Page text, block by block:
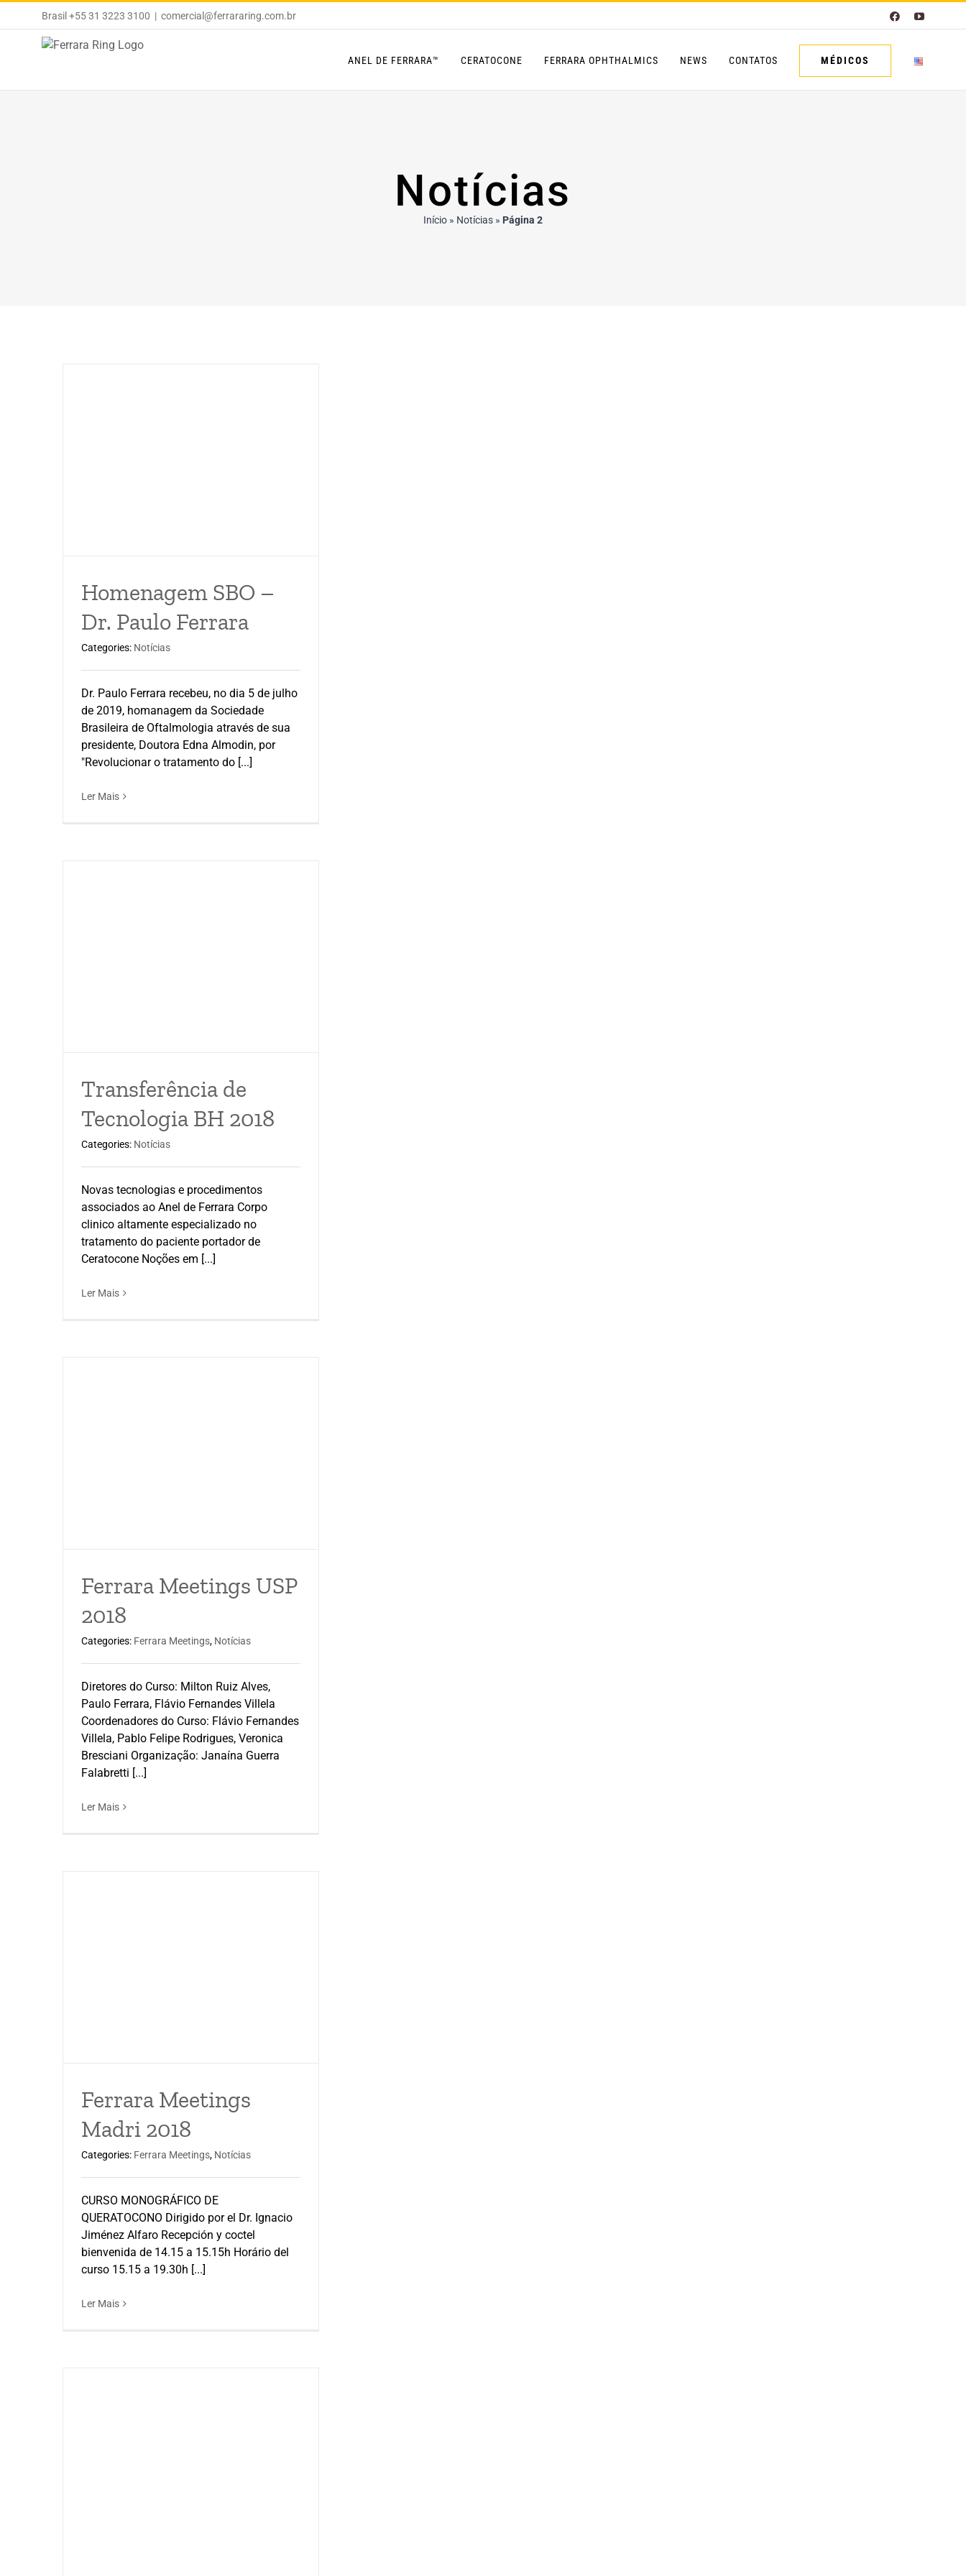
Brasil +55 31 3223 3100 | comercial@ferrararing.com.br FacebookYouTube
ANEL DE FERRARA™ CERATOCONE FERRARA OPHTHALMICS NEWS CONTATOS MÉDICOS
Notícias
Início » Notícias » Página 2
Homenagem SBO –
Dr. Paulo Ferrara
Categories: Notícias
Dr. Paulo Ferrara recebeu, no dia 5 de julho
de 2019, homanagem da Sociedade
Brasileira de Oftalmologia através de sua
presidente, Doutora Edna Almodin, por
"Revolucionar o tratamento do [...]
Ler Mais
Transferência de
Tecnologia BH 2018
Categories: Notícias
Novas tecnologias e procedimentos
associados ao Anel de Ferrara Corpo
clinico altamente especializado no
tratamento do paciente portador de
Ceratocone Noções em [...]
Ler Mais
Ferrara Meetings USP
2018
Categories: Ferrara Meetings, Notícias
Diretores do Curso: Milton Ruiz Alves,
Paulo Ferrara, Flávio Fernandes Villela
Coordenadores do Curso: Flávio Fernandes
Villela, Pablo Felipe Rodrigues, Veronica
Bresciani Organização: Janaína Guerra
Falabretti [...]
Ler Mais
Ferrara Meetings
Madri 2018
Categories: Ferrara Meetings, Notícias
CURSO MONOGRÁFICO DE
QUERATOCONO Dirigido por el Dr. Ignacio
Jiménez Alfaro Recepción y coctel
bienvenida de 14.15 a 15.15h Horário del
curso 15.15 a 19.30h [...]
Ler Mais